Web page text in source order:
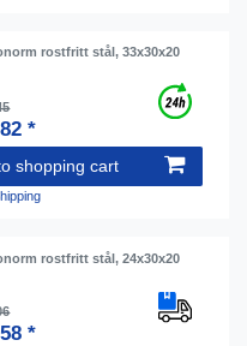
rostfritt stål, 33x30x20
*
shopping cart
rostfritt stål, 24x30x20
*